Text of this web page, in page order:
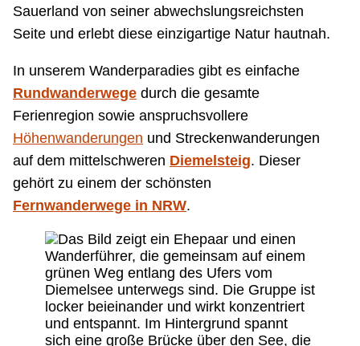
Sauerland von seiner abwechslungsreichsten
Seite und erlebt diese einzigartige Natur hautnah.
In unserem Wanderparadies gibt es einfache
Rundwanderwege durch die gesamte
Ferienregion sowie anspruchsvollere
Höhenwanderungen und Streckenwanderungen
auf dem mittelschweren Diemelsteig. Dieser
gehört zu einem der schönsten
Fernwanderwege in NRW.